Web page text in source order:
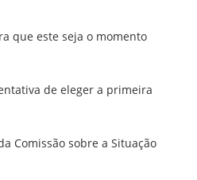
que este seja o momento
de eleger a primeira
Comissão sobre a Situação